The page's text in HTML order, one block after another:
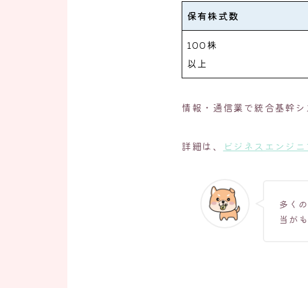
保有株式数
100株
以上
情報・通信業で統合基幹シ
詳細は、 ビジネスエンジ
多く
当が